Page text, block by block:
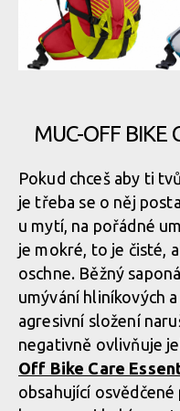
MUC-OFF BIKE
Pokud chceš aby ti
je třeba se o něj
u mytí, na pořádné
je mokré, to je čisté,
oschne. Běžný
umývání hliníkových
agresivní složení
negativně ovlivňuje
Off Bike Care
obsahující